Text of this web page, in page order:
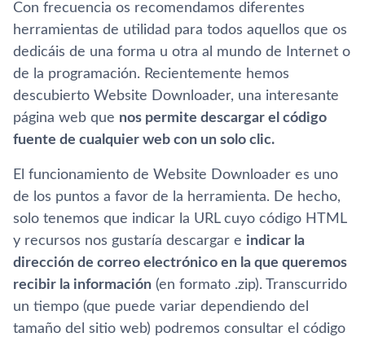
Con frecuencia os recomendamos diferentes
herramientas de utilidad para todos aquellos que os
dedicáis de una forma u otra al mundo de Internet o
de la programación. Recientemente hemos
descubierto Website Downloader, una interesante
página web que nos permite descargar el código
fuente de cualquier web con un solo clic.
El funcionamiento de Website Downloader es uno
de los puntos a favor de la herramienta. De hecho,
solo tenemos que indicar la URL cuyo código HTML
y recursos nos gustarí­a descargar e indicar la
dirección de correo electrónico en la que queremos
recibir la información (en formato .zip). Transcurrido
un tiempo (que puede variar dependiendo del
tamaño del sitio web) podremos consultar el código